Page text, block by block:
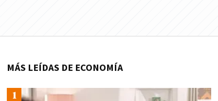
MÁS LEÍDAS DE ECONOMÍA